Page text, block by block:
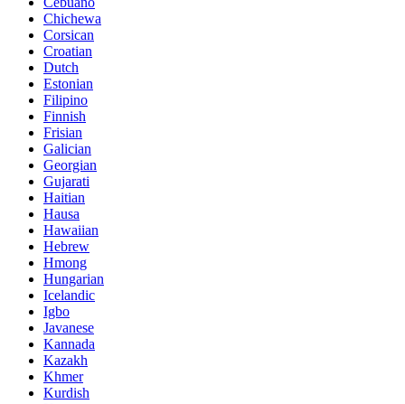
Chichewa
Corsican
Croatian
Dutch
Estonian
Filipino
Finnish
Frisian
Galician
Georgian
Gujarati
Haitian
Hausa
Hawaiian
Hebrew
Hmong
Hungarian
Icelandic
Igbo
Javanese
Kannada
Kazakh
Khmer
Kurdish